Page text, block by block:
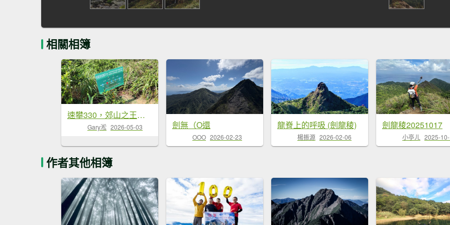
相關相簿
速攀330，郊山之王劍龍稜
Gary淞 2026-05-03 劍無（O還
OOO 2026-02-23
龍脊上的呼吸 (劍龍稜)
楊振源 2026-02-06
劍龍稜20251017
小亭ㄦ 2025-
作者其他相簿